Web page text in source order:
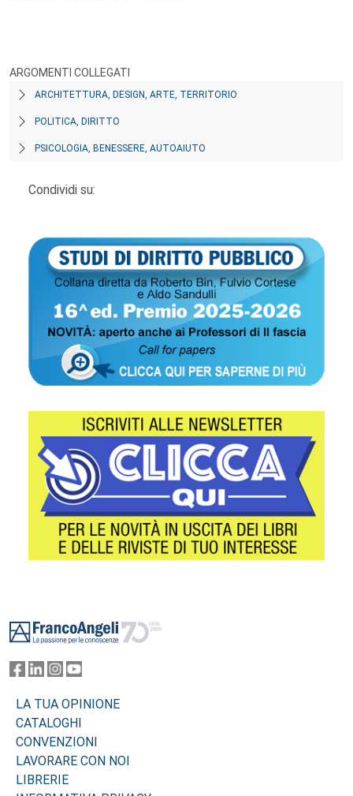
ARGOMENTI COLLEGATI
ARCHITETTURA, DESIGN, ARTE, TERRITORIO
POLITICA, DIRITTO
PSICOLOGIA, BENESSERE, AUTOAIUTO
Condividi su:
LA TUA OPINIONE
CATALOGHI
CONVENZIONI
LAVORARE CON NOI
LIBRERIE